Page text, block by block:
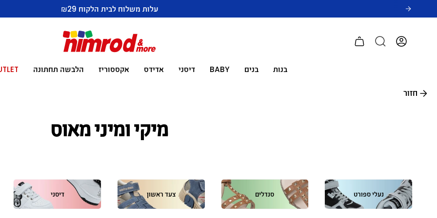
לתוכן
עלות משלוח לבית הלקוח ₪29
חשבון
בנות בנים BABY דיסני אדידס אקססוריז הלבשה תחתונה
חזור
מיקי ומיני מאוס
נעלי ספורט סנדלים צעד ראשון דיסני